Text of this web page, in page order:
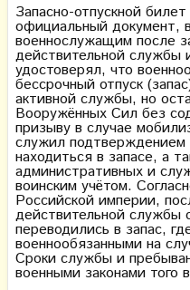
Запасно-отпускной
официальный документ,
военнослужащим после
действительной службы
удостоверял, что
бессрочный отпуск
активной службы, но
Вооружённых Сил без
призыву в случае
служил подтверждением
находиться в запасе, а
административных и
воинским учётом.
Российской империи,
действительной
переводились в запас,
военнообязанными на
Сроки службы и
военными законами того